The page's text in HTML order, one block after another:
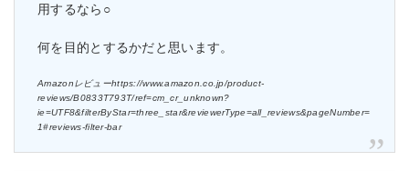
用するなら○
何を目的とするかだと思います。
Amazonレビューhttps://www.amazon.co.jp/product-
reviews/B0833T793T/ref=cm_cr_unknown?
ie=UTF8&filterByStar=three_star&reviewerType=all_reviews&pageNumber=
1#reviews-filter-bar